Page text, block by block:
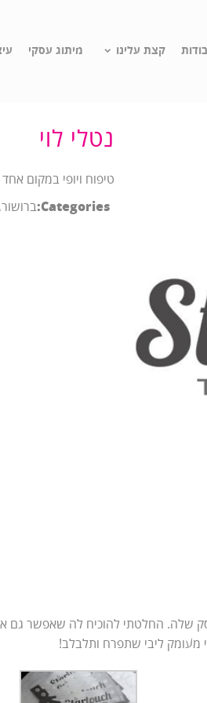
קצת עלינו מיתוג עסקי
נטלי לוי
טיפוח ויופי במקום אחד
Categories:
שלה. החלטתי להוכיח לה שאפשר גם
מעומק ליבי שתפרח ותלבלב!